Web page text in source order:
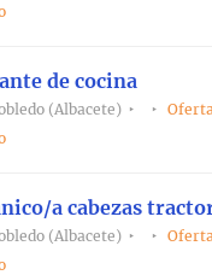
de cocina
(Albacete)
a cabezas
(Albacete)